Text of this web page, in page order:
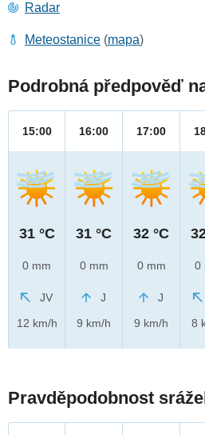
Radar
Meteostanice (mapa)
Podrobná předpověď
15:00
31 °C
0 mm
JV
12 km/h
16:00
31 °C
0 mm
J
9 km/h
17:00
32 °C
0 mm
J
9 km/h
0
8
Pravděpodobnost